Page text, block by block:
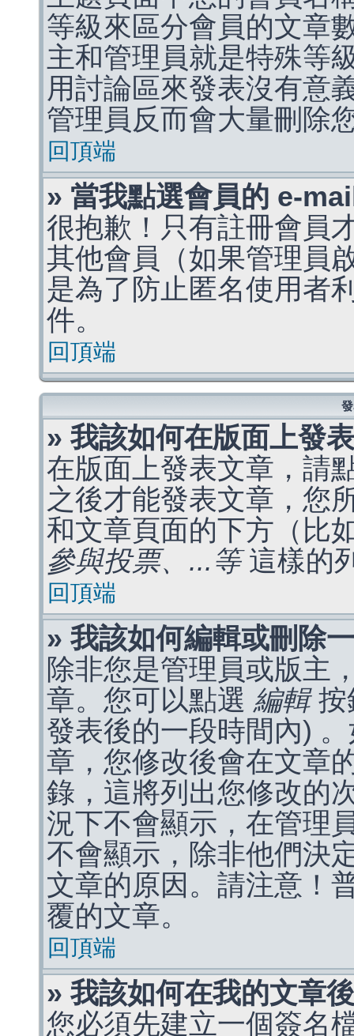
等級來區分會員的文章
主和管理員就是特殊等
用討論區來發表沒有意
管理員反而會大量刪除
回頂端
» 當我點選會員的 e-
很抱歉！只有註冊會員
其他會員（如果管理員
是為了防止匿名使用者
件。
回頂端
» 我該如何在版面上發
在版面上發表文章，請
之後才能發表文章，您
和文章頁面的下方（比
參與投票、...等這樣的
回頂端
» 我該如何編輯或刪除
除非您是管理員或版主
章。您可以點選 編輯按
發表後的一段時間內)
章，您修改後會在文章
錄，這將列出您修改的
況下不會顯示，在管理
不會顯示，除非他們決
文章的原因。請注意！
覆的文章。
回頂端
» 我該如何在我的文章
您必須先建立一個簽名